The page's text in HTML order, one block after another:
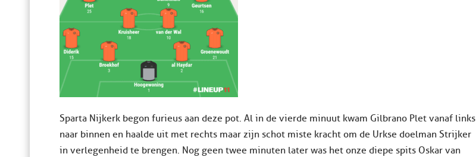
Sparta Nijkerk begon furieus aan deze pot. Al in de vierde minuut kwam Gilbrano Plet vanaf links
naar binnen en haalde uit met rechts maar zijn schot miste kracht om de Urkse doelman Strijker
in verlegenheid te brengen. Nog geen twee minuten later was het onze diepe spits Oskar van